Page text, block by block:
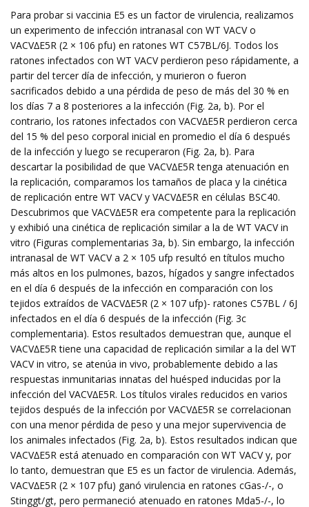
Para probar si vaccinia E5 es un factor de virulencia, realizamos
un experimento de infección intranasal con WT VACV o
VACV∆E5R (2 × 106 pfu) en ratones WT C57BL/6J. Todos los
ratones infectados con WT VACV perdieron peso rápidamente, a
partir del tercer día de infección, y murieron o fueron
sacrificados debido a una pérdida de peso de más del 30 % en
los días 7 a 8 posteriores a la infección (Fig. 2a, b). Por el
contrario, los ratones infectados con VACV∆E5R perdieron cerca
del 15 % del peso corporal inicial en promedio el día 6 después
de la infección y luego se recuperaron (Fig. 2a, b). Para
descartar la posibilidad de que VACV∆E5R tenga atenuación en
la replicación, comparamos los tamaños de placa y la cinética
de replicación entre WT VACV y VACV∆E5R en células BSC40.
Descubrimos que VACV∆E5R era competente para la replicación
y exhibió una cinética de replicación similar a la de WT VACV in
vitro (Figuras complementarias 3a, b). Sin embargo, la infección
intranasal de WT VACV a 2 × 105 ufp resultó en títulos mucho
más altos en los pulmones, bazos, hígados y sangre infectados
en el día 6 después de la infección en comparación con los
tejidos extraídos de VACV∆E5R (2 × 107 ufp)- ratones C57BL / 6J
infectados en el día 6 después de la infección (Fig. 3c
complementaria). Estos resultados demuestran que, aunque el
VACV∆E5R tiene una capacidad de replicación similar a la del WT
VACV in vitro, se atenúa in vivo, probablemente debido a las
respuestas inmunitarias innatas del huésped inducidas por la
infección del VACV∆E5R. Los títulos virales reducidos en varios
tejidos después de la infección por VACV∆E5R se correlacionan
con una menor pérdida de peso y una mejor supervivencia de
los animales infectados (Fig. 2a, b). Estos resultados indican que
VACV∆E5R está atenuado en comparación con WT VACV y, por
lo tanto, demuestran que E5 es un factor de virulencia. Además,
VACV∆E5R (2 × 107 pfu) ganó virulencia en ratones cGas-/-, o
Stinggt/gt, pero permaneció atenuado en ratones Mda5-/-, lo